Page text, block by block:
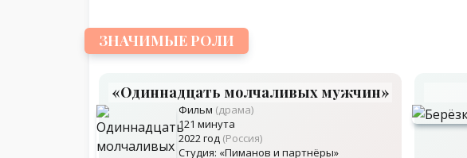
ЗНАЧИМЫЕ РОЛИ
«Одиннадцать молчаливых мужчин»
Фильм (драма)
121 минута
2022 год (Россия)
Студия: «Пиманов и партнёры»